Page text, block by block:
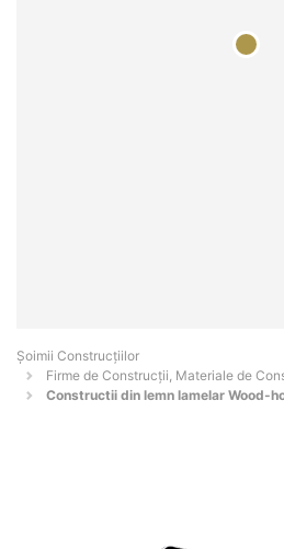
Șoimii Construcțiilor
Firme de Construcții, Materiale de
Constructii din lemn lamelar Wood-